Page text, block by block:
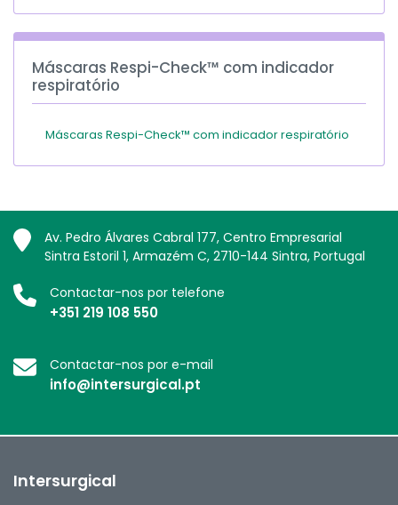
Máscaras Respi-Check™ com indicador
respiratório
Máscaras Respi-Check™ com indicador respiratório
Av. Pedro Álvares Cabral 177, Centro Empresarial
Sintra Estoril 1, Armazém C, 2710-144 Sintra, Portugal
Contactar-nos por telefone
+351 219 108 550
Contactar-nos por e-mail
info@intersurgical.pt
Intersurgical